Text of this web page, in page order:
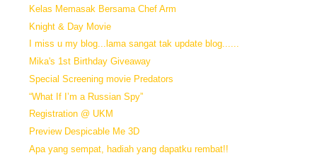
Kelas Memasak Bersama Chef Arm
Knight & Day Movie
I miss u my blog...lama sangat tak update blog......
Mika's 1st Birthday Giveaway
Special Screening movie Predators
“What If I’m a Russian Spy”
Registration @ UKM
Preview Despicable Me 3D
Apa yang sempat, hadiah yang dapatku rembat!!